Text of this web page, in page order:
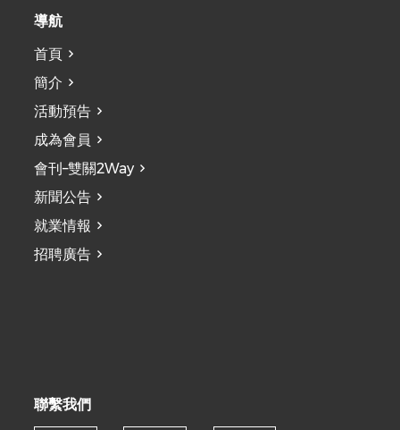
導航
首頁
簡介
活動預告
成為會員
會刊–雙關2Way
新聞公告
就業情報
招聘廣告
聯繫我們